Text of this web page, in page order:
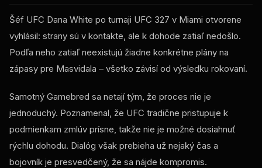
Šéf UFC Dana White po turnaji UFC 327 v Miami otvorene
vyhlásil: strany sú v kontakte, ale k dohode zatiaľ nedošlo.
Podľa neho zatiaľ neexistujú žiadne konkrétne plány na
zápasy pre Masvidala – všetko závisí od výsledku rokovaní.
Samotný Gamebred sa netají tým, že proces nie je
jednoduchý. Poznamenal, že UFC tradične pristupuje k
podmienkam zmlúv prísne, takže nie je možné dosiahnuť
rýchlu dohodu. Dialóg však prebieha už nejaký čas a
bojovník je presvedčený, že sa nájde kompromis.